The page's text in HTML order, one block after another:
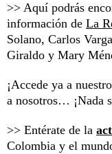
>> Aquí podrás
información de La
Solano, Carlos
Giraldo y Mary
¡Accede ya a
a nosotros… ¡Nada
>> Entérate de la
Colombia y el